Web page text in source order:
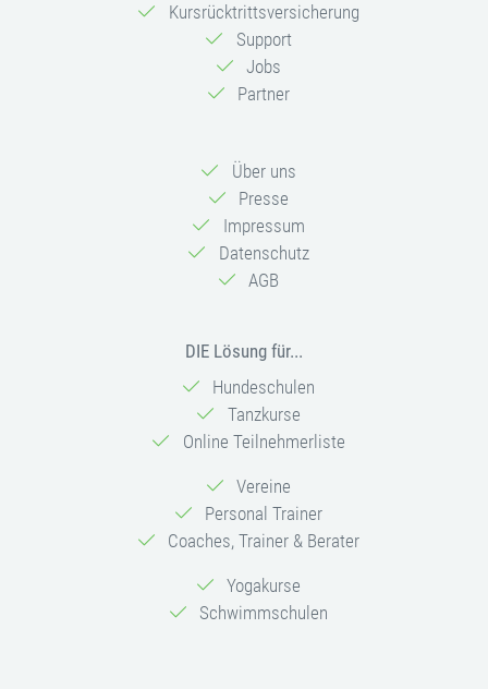
Kursrücktrittsversicherung
Support
Jobs
Partner
Über uns
Presse
Impressum
Datenschutz
AGB
DIE Lösung für...
Hundeschulen
Tanzkurse
Online Teilnehmerliste
Vereine
Personal Trainer
Coaches, Trainer & Berater
Yogakurse
Schwimmschulen